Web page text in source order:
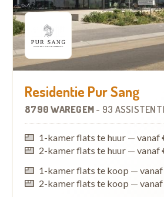
Residentie Pur Sang
8790 WAREGEM - 93
1-kamer flats te huur — vanaf
2-kamer flats te huur — vanaf
1-kamer flats te koop —
2-kamer flats te koop —